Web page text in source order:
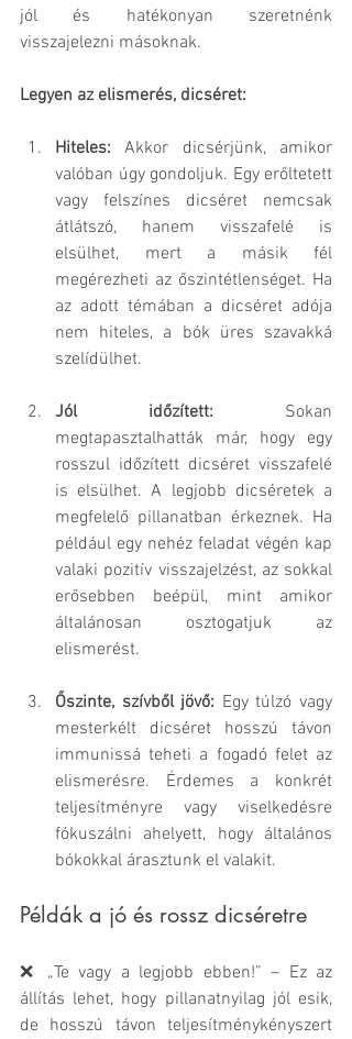
jól és hatékonyan szeretnénk
visszajelezni másoknak.
Legyen az elismerés, dicséret:
Hiteles: Akkor dicsérjünk, amikor
valóban úgy gondoljuk. Egy erőltetett
vagy felszínes dicséret nemcsak
átlátszó, hanem visszafelé is
elsülhet, mert a másik fél
megérezheti az őszintétlenséget. Ha
az adott témában a dicséret adója
nem hiteles, a bók üres szavakká
szelídülhet.
Jól időzített: Sokan
megtapasztalhatták már, hogy egy
rosszul időzített dicséret visszafelé
is elsülhet. A legjobb dicséretek a
megfelelő pillanatban érkeznek. Ha
például egy nehéz feladat végén kap
valaki pozitív visszajelzést, az sokkal
erősebben beépül, mint amikor
általánosan osztogatjuk az
elismerést.
Őszinte, szívből jövő: Egy túlzó vagy
mesterkélt dicséret hosszú távon
immunissá teheti a fogadó felet az
elismerésre. Érdemes a konkrét
teljesítményre vagy viselkedésre
fókuszálni ahelyett, hogy általános
bókokkal árasztunk el valakit.
Példák a jó és rossz dicséretre
❌ „Te vagy a legjobb ebben!” – Ez az
állítás lehet, hogy pillanatnyilag jól esik,
de hosszú távon teljesítménykényszert